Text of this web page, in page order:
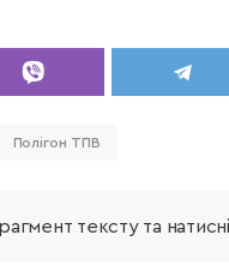
Полігон ТПВ
тексту та